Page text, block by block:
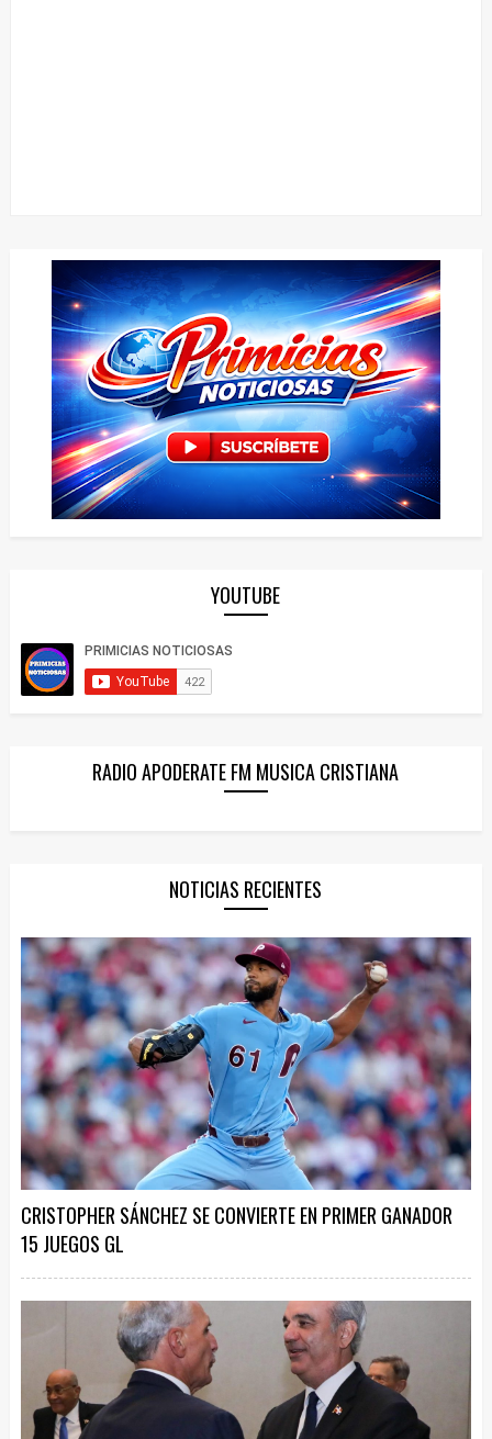
YOUTUBE
RADIO APODERATE FM MUSICA CRISTIANA
NOTICIAS RECIENTES
CRISTOPHER SÁNCHEZ SE CONVIERTE EN PRIMER GANADOR
15 JUEGOS GL